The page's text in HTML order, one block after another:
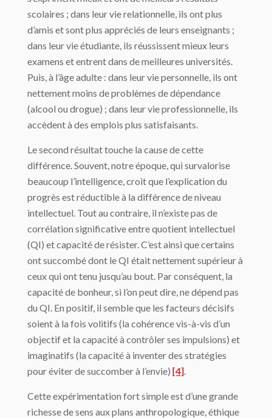
scolaires ; dans leur vie relationnelle, ils ont plus
d’amis et sont plus appréciés de leurs enseignants ;
dans leur vie étudiante, ils réussissent mieux leurs
examens et entrent dans de meilleures universités.
Puis, à l’âge adulte : dans leur vie personnelle, ils ont
nettement moins de problèmes de dépendance
(alcool ou drogue) ; dans leur vie professionnelle, ils
accèdent à des emplois plus satisfaisants.
Le second résultat touche la cause de cette
différence. Souvent, notre époque, qui survalorise
beaucoup l’intelligence, croit que l’explication du
progrès est réductible à la différence de niveau
intellectuel. Tout au contraire, il n’existe pas de
corrélation significative entre quotient intellectuel
(QI) et capacité de résister. C’est ainsi que certains
ont succombé dont le QI était nettement supérieur à
ceux qui ont tenu jusqu’au bout. Par conséquent, la
capacité de bonheur, si l’on peut dire, ne dépend pas
du QI. En positif, il semble que les facteurs décisifs
soient à la fois volitifs (la cohérence vis-à-vis d’un
objectif et la capacité à contrôler ses impulsions) et
imaginatifs (la capacité à inventer des stratégies
pour éviter de succomber à l’envie) [4].
Cette expérimentation fort simple est d’une grande
richesse de sens aux plans anthropologique, éthique